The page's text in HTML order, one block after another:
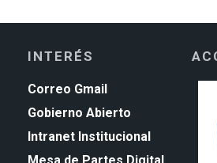
INTERÉS
Correo Gmail
Gobierno Abierto
Intranet Institucional